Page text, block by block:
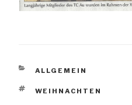
KATEGORIEN
ALLGEMEIN
SCHLAGWÖRTER
WEIHNACHTEN